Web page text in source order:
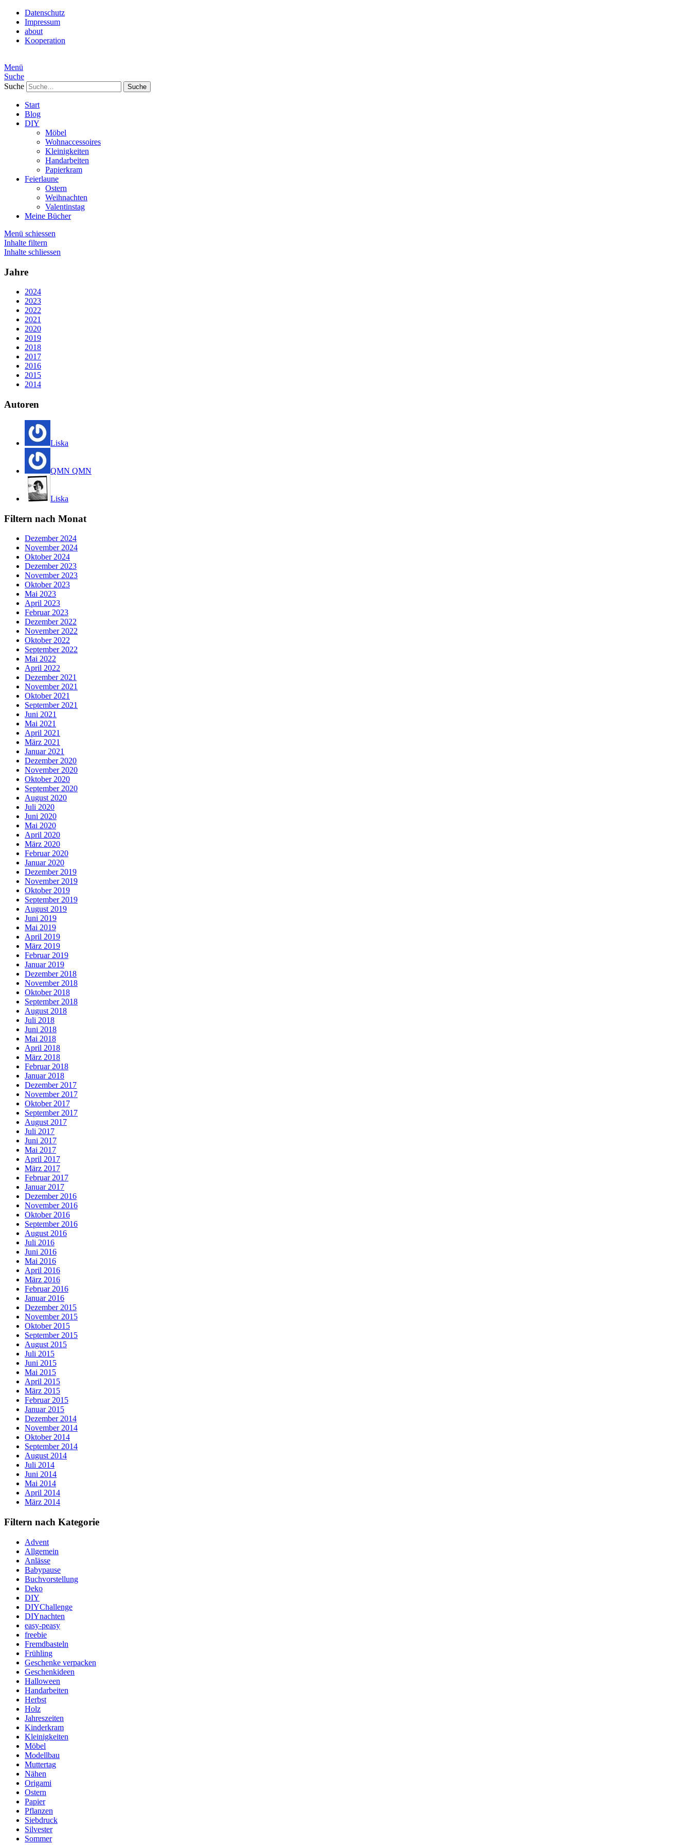
Datenschutz
Impressum
about
Kooperation
Menü
Suche
Suche
Start
Blog
DIY
Möbel
Wohnaccessoires
Kleinigkeiten
Handarbeiten
Papierkram
Feierlaune
Ostern
Weihnachten
Valentinstag
Meine Bücher
Menü schiessen
Inhalte filtern
Inhalte schliessen
Jahre
2024
2023
2022
2021
2020
2019
2018
2017
2016
2015
2014
Autoren
Liska
QMN QMN
Liska
Filtern nach Monat
Dezember 2024
November 2024
Oktober 2024
Dezember 2023
November 2023
Oktober 2023
Mai 2023
April 2023
Februar 2023
Dezember 2022
November 2022
Oktober 2022
September 2022
Mai 2022
April 2022
Dezember 2021
November 2021
Oktober 2021
September 2021
Juni 2021
Mai 2021
April 2021
März 2021
Januar 2021
Dezember 2020
November 2020
Oktober 2020
September 2020
August 2020
Juli 2020
Juni 2020
Mai 2020
April 2020
März 2020
Februar 2020
Januar 2020
Dezember 2019
November 2019
Oktober 2019
September 2019
August 2019
Juni 2019
Mai 2019
April 2019
März 2019
Februar 2019
Januar 2019
Dezember 2018
November 2018
Oktober 2018
September 2018
August 2018
Juli 2018
Juni 2018
Mai 2018
April 2018
März 2018
Februar 2018
Januar 2018
Dezember 2017
November 2017
Oktober 2017
September 2017
August 2017
Juli 2017
Juni 2017
Mai 2017
April 2017
März 2017
Februar 2017
Januar 2017
Dezember 2016
November 2016
Oktober 2016
September 2016
August 2016
Juli 2016
Juni 2016
Mai 2016
April 2016
März 2016
Februar 2016
Januar 2016
Dezember 2015
November 2015
Oktober 2015
September 2015
August 2015
Juli 2015
Juni 2015
Mai 2015
April 2015
März 2015
Februar 2015
Januar 2015
Dezember 2014
November 2014
Oktober 2014
September 2014
August 2014
Juli 2014
Juni 2014
Mai 2014
April 2014
März 2014
Filtern nach Kategorie
Advent
Allgemein
Anlässe
Babypause
Buchvorstellung
Deko
DIY
DIYChallenge
DIYnachten
easy-peasy
freebie
Fremdbasteln
Frühling
Geschenke verpacken
Geschenkideen
Halloween
Handarbeiten
Herbst
Holz
Jahreszeiten
Kinderkram
Kleinigkeiten
Möbel
Modellbau
Muttertag
Nähen
Origami
Ostern
Papier
Pflanzen
Siebdruck
Silvester
Sommer